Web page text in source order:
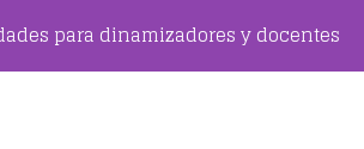
para dinamizadores y docentes